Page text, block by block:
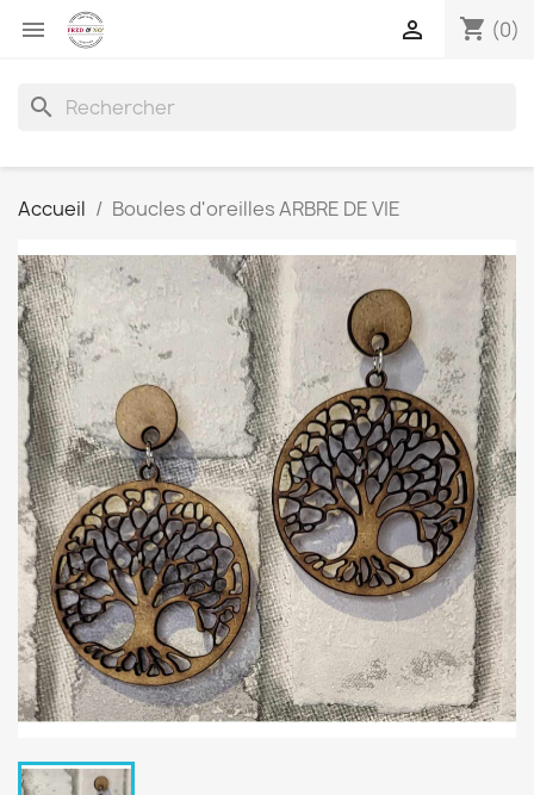
 shopping_cart (0)

search
Accueil Boucles d'oreilles ARBRE DE VIE